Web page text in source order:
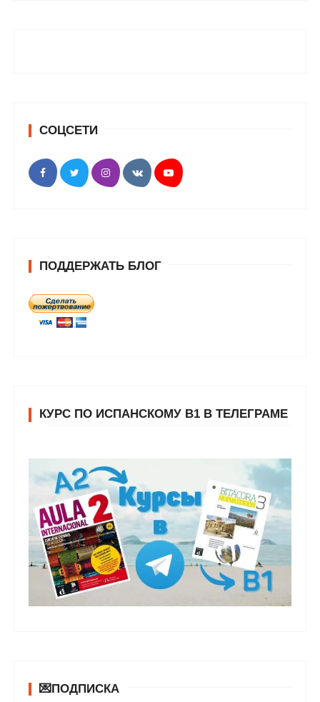
СОЦСЕТИ
ПОДДЕРЖАТЬ БЛОГ
КУРС ПО ИСПАНСКОМУ В1 В ТЕЛЕГРАМЕ
💌ПОДПИСКА